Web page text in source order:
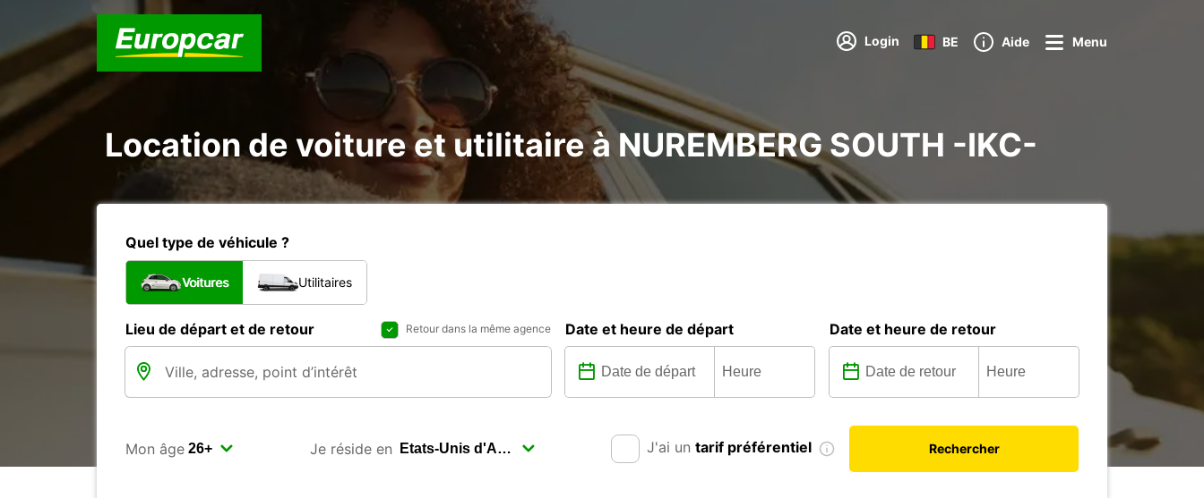
Login BE Aide Menu
Location de voiture et utilitaire à NUREMBERG SOUTH -IKC-
Quel type de véhicule ?
Voitures Utilitaires
Lieu de départ et de retour Retour dans la même agence Date et heure de départ Date et heure de retour
Mon âge Je réside en J'ai un tarif préférentiel Rechercher